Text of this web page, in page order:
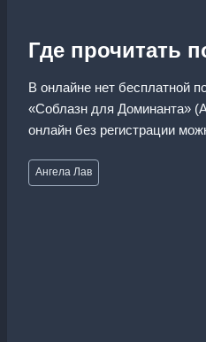
Где прочитать
В онлайне нет бесплатной
«Соблазн для Доминанта»
онлайн без регистрации
Метки
записи:
Ангела Лав